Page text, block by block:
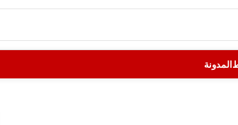
المدونة